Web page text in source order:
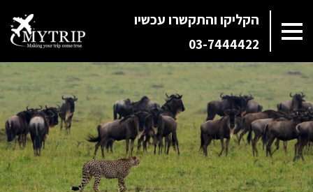
הקליקו והתקשרו עכשיו
03-7444422